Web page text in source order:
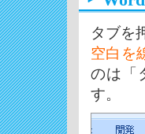
タブを
空白を
のは「
す。